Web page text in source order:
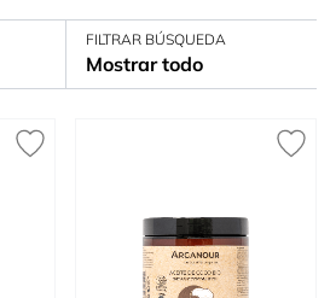
FILTRAR BÚSQUEDA
Mostrar todo